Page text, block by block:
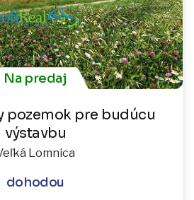
Na predaj
pozemok pre budúcu
výstavbu
Lomnica
dohodou